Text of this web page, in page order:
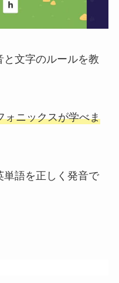
と文字のルールを教
ォニックスが学べま
単語を正しく発音で